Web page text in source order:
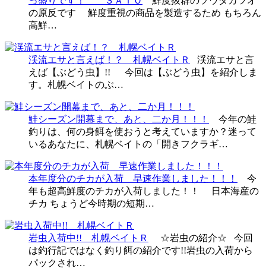
の原反です 鮮度重視の商品を製造するため もちろん
高鮮…
渓流エサと言えば！？ 札幌ベイトＲ
渓流エサと言
えば【ぶどう虫】!! 今回は【ぶどう虫】を紹介しま
す。札幌ベイトのぶ…
鮭シーズン開幕まで、あと、二か月！！！
今年の鮭
釣りは、何の身餌を使おうと考えていますか？迷って
いるあなたに、札幌ベイトの「開きフクラギ…
本年度分のチカが入荷 早速作業しました！！！
今
年も超高鮮度のチカが入荷しました！！ 日本海産の
チカ ちょうど今時期の短期…
岩虫入荷中!! 札幌ベイトＲ
☆岩虫の紹介☆ 今回
は釣行記ではなく釣り餌の紹介です!!岩虫の入荷から
パックされ…